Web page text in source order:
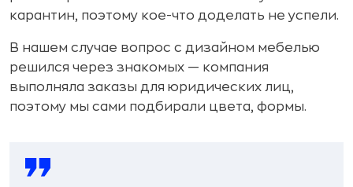
карантин, поэтому кое-что доделать не успели.
В нашем случае вопрос с дизайном мебелью
решился через знакомых — компания
выполняла заказы для юридических лиц,
поэтому мы сами подбирали цвета, формы.